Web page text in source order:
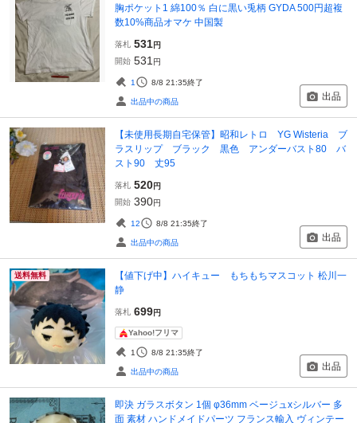
胸ポケット1 綿100％ 白に黒い兎柄 GYDA 500円超複
数10%商品オマケ 中国製
落札 531円
開始 531 円
1 8/8 21:35終了
出品中の商品 出品
【未使用長期自宅保管】昭和レトロ YG Wisteria ブ
ラスリップ ブラック 黒色 アンダーバスト80 バ
スト90 丈95
落札 520円
開始 390円
12 8/8 21:35終了
出品中の商品 出品
送料無料
【値下げ中】ハイキュー もちもちマスコット 松川一
静
落札 699円
Yahoo!フリマ
1 8/8 21:35終了
出品中の商品 出品
即決 ガラスボタン 1個 φ36mm ベージュxシルバー 多
面 素材 ハンドメイドパーツ フランス輸入 ヴィンテー